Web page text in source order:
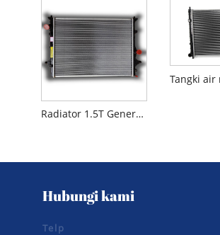
Radiator 1.5T Generasi Kedua Changan CS55PLUS
Hubungi kami
Telp